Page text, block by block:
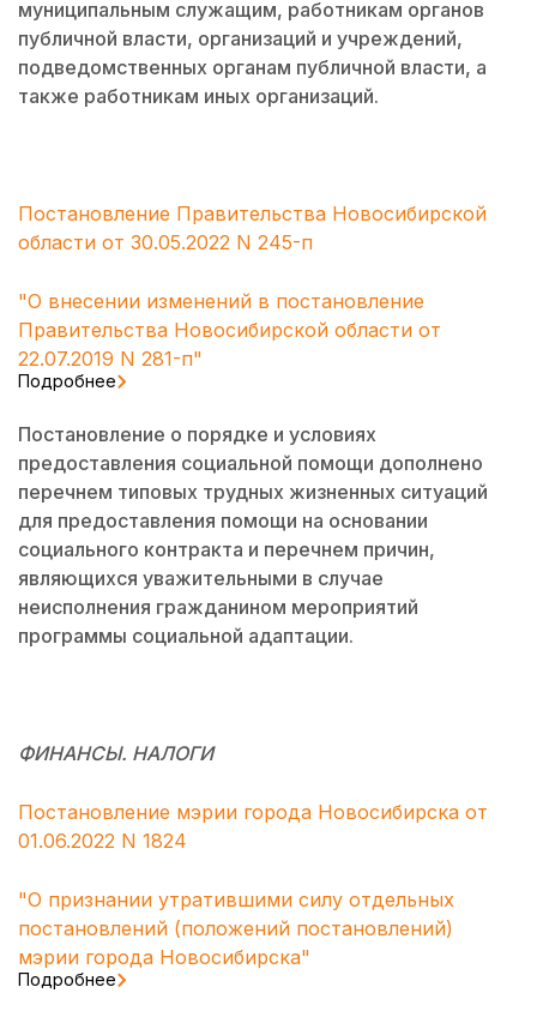
муниципальным служащим, работникам органов
публичной власти, организаций и учреждений,
подведомственных органам публичной власти, а
также работникам иных организаций.
Постановление Правительства Новосибирской
области от 30.05.2022 N 245-п
"О внесении изменений в постановление
Правительства Новосибирской области от
22.07.2019 N 281-п"
Подробнее
Постановление о порядке и условиях
предоставления социальной помощи дополнено
перечнем типовых трудных жизненных ситуаций
для предоставления помощи на основании
социального контракта и перечнем причин,
являющихся уважительными в случае
неисполнения гражданином мероприятий
программы социальной адаптации.
ФИНАНСЫ. НАЛОГИ
Постановление мэрии города Новосибирска от
01.06.2022 N 1824
"О признании утратившими силу отдельных
постановлений (положений постановлений)
мэрии города Новосибирска"
Подробнее